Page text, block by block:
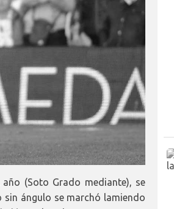
(Soto Grado mediante), se
ángulo se marchó lamiendo